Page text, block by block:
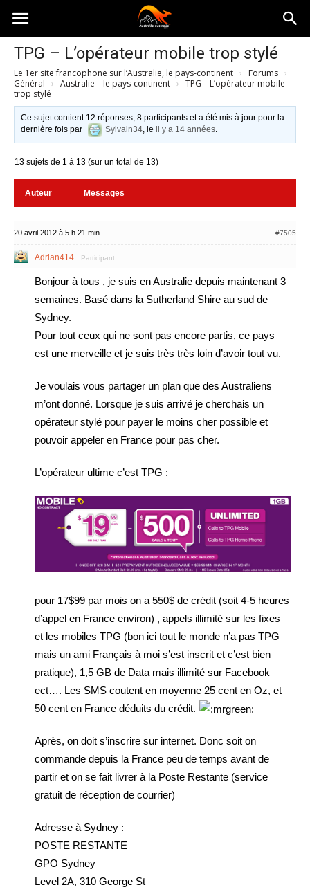
Australia-
australie.com
TPG – L’opérateur mobile trop stylé
Le 1er site francophone sur l’Australie, le pays-continent › Forums ›
Général › Australie – le pays-continent › TPG – L’opérateur mobile
trop stylé
Ce sujet contient 12 réponses, 8 participants et a été mis à jour pour la
dernière fois par
Sylvain34, leil y a 14 années.
13 sujets de 1 à 13 (sur un total de 13)
Auteur Messages
20 avril 2012 à 5 h 21 min #7505
Adrian414 Participant
Bonjour à tous , je suis en Australie depuis maintenant 3
semaines. Basé dans la Sutherland Shire au sud de
Sydney.
Pour tout ceux qui ne sont pas encore partis, ce pays
est une merveille et je suis très très loin d’avoir tout vu.
Je voulais vous partager un plan que des Australiens
m’ont donné. Lorsque je suis arrivé je cherchais un
opérateur stylé pour payer le moins cher possible et
pouvoir appeler en France pour pas cher.
L’opérateur ultime c’est TPG :
pour 17$99 par mois on a 550$ de crédit (soit 4-5 heures
d’appel en France environ) , appels illimité sur les fixes
et les mobiles TPG (bon ici tout le monde n’a pas TPG
mais un ami Français à moi s’est inscrit et c’est bien
pratique), 1,5 GB de Data mais illimité sur Facebook
ect…. Les SMS coutent en moyenne 25 cent en Oz, et
50 cent en France déduits du crédit.
Après, on doit s’inscrire sur internet. Donc soit on
commande depuis la France peu de temps avant de
partir et on se fait livrer à la Poste Restante (service
gratuit de réception de courrier)
Adresse à Sydney :
POSTE RESTANTE
GPO Sydney
Level 2A, 310 George St